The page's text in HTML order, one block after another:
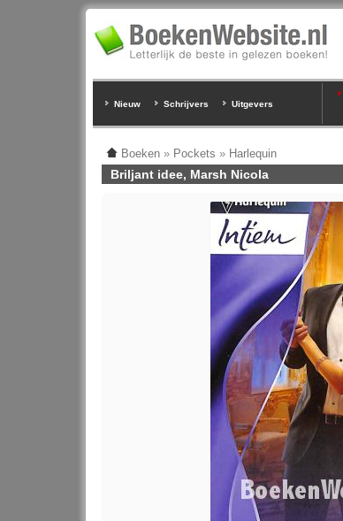
Nieuw Schrijvers Uitgevers
Boeken » Pockets » Harlequin
Briljant idee, Marsh Nicola